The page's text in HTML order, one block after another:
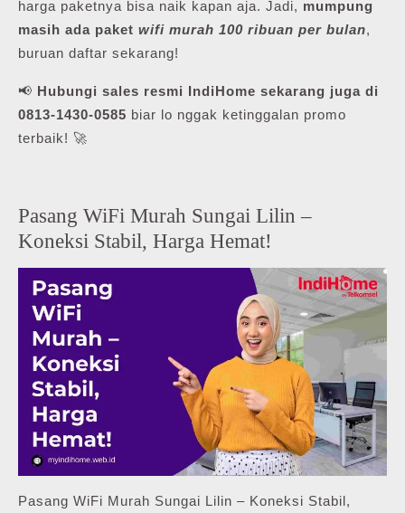
harga paketnya bisa naik kapan aja. Jadi, mumpung
masih ada paket wifi murah 100 ribuan per bulan,
buruan daftar sekarang!
📢 Hubungi sales resmi IndiHome sekarang juga di
0813-1430-0585 biar lo nggak ketinggalan promo
terbaik! 🚀
Pasang WiFi Murah Sungai Lilin –
Koneksi Stabil, Harga Hemat!
Pasang WiFi Murah Sungai Lilin – Koneksi Stabil,